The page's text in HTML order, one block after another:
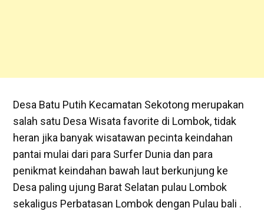
Desa Batu Putih Kecamatan Sekotong merupakan
salah satu Desa Wisata favorite di Lombok, tidak
heran jika banyak wisatawan pecinta keindahan
pantai mulai dari para Surfer Dunia dan para
penikmat keindahan bawah laut berkunjung ke
Desa paling ujung Barat Selatan pulau Lombok
sekaligus Perbatasan Lombok dengan Pulau bali .